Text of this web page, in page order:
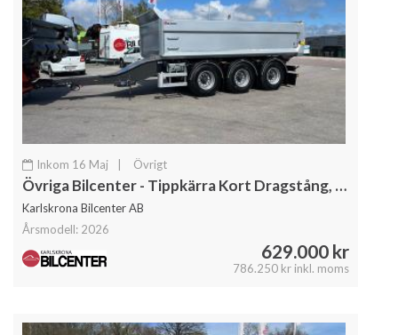
Inkom 16 Maj Övrigt
Övriga Bilcenter - Tippkärra Kort Dragstång, Singel hjul
Karlskrona Bilcenter AB
Årsmodell: 2026
629.000 kr
786.250 kr inkl. moms